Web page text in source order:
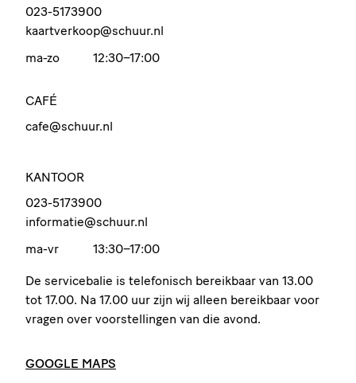
023-5173900
kaartverkoop@schuur.nl
ma-zo
12:30–17:00
CAFÉ
cafe@schuur.nl
KANTOOR
023-5173900
informatie@schuur.nl
ma-vr
13:30–17:00
De servi­ce­balie is telefonisch bereikbaar van 13.00
tot 17.00. Na 17.00 uur zijn wij alleen bereikbaar voor
vragen over voor­stel­lingen van die avond.
GOOGLE MAPS